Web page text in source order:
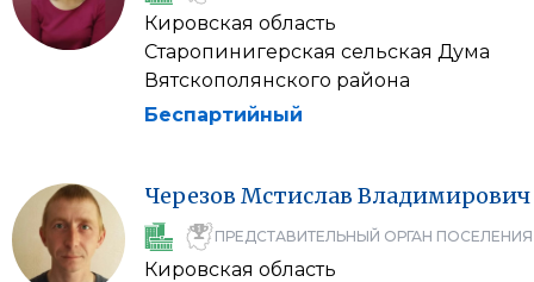
Кировская область
Старопинигерская сельская Дума
Вятскополянского района
Беспартийный
Черезов Мстислав Владимирович
ПРЕДСТАВИТЕЛЬНЫЙ ОРГАН ПОСЕЛЕНИЯ
Кировская область